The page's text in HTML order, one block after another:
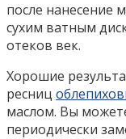
после нанесение
сухим ватным
отеков век.
Хорошие
ресниц
маслом. Вы
периодически